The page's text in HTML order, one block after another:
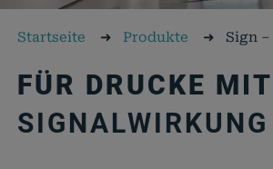
Startseite ➜ Produkte ➜ Sign
FÜR DRUCKE MIT
SIGNALWIRKUNG